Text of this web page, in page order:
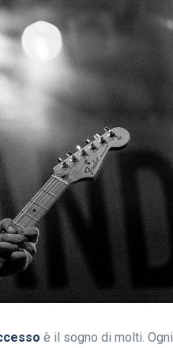
è il sogno di molti. Ogni